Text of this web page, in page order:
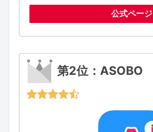
公式ページ
第2位：ASOBO